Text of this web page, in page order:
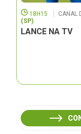
18H15 CANAL
(SP)
LANCE NA TV